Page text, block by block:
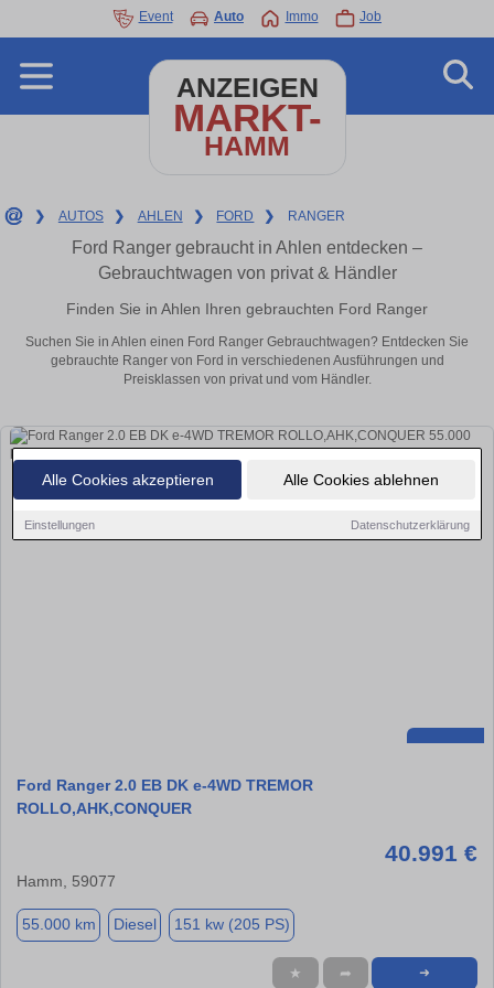
Alle Cookies akzeptieren Alle Cookies ablehnen
Einstellungen Datenschutzerklärung
Event Auto Immo Job
ANZEIGEN
MARKT-
HAMM
❯ AUTOS ❯ AHLEN ❯ FORD ❯ RANGER
Ford Ranger gebraucht in Ahlen entdecken –
Gebrauchtwagen von privat & Händler
Finden Sie in Ahlen Ihren gebrauchten Ford Ranger
Suchen Sie in Ahlen einen Ford Ranger Gebrauchtwagen? Entdecken Sie
gebrauchte Ranger von Ford in verschiedenen Ausführungen und
Preisklassen von privat und vom Händler.
Ford Ranger 2.0 EB DK e-4WD TREMOR
ROLLO,AHK,CONQUER
40.991 €
Hamm, 59077
55.000 km Diesel 151 kw (205 PS)
★ ➦ ➜